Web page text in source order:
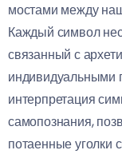
мостами между
Каждый символ
связанный с
индивидуальными
интерпретация
самопознания,
потаенные уголки